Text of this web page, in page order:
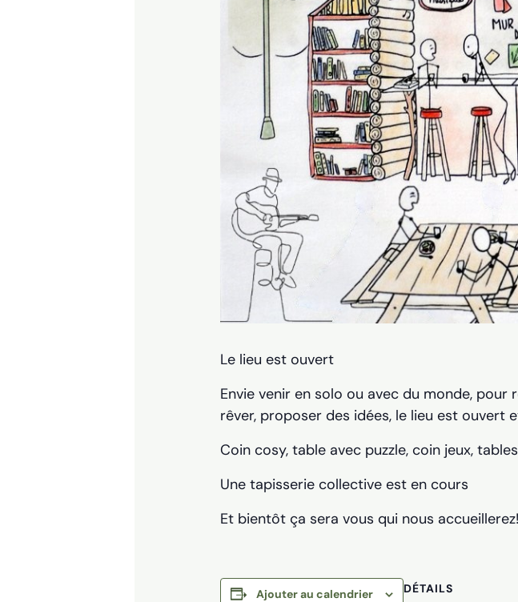
Le lieu est ouvert
Envie venir en solo ou avec du monde,
rêver, proposer des idées, le lieu est ouvert
Coin cosy, table avec puzzle, coin jeux,
Une tapisserie collective est en cours
Et bientôt ça sera vous qui nous accueillerez!
Ajouter au calendrier
DÉTAILS